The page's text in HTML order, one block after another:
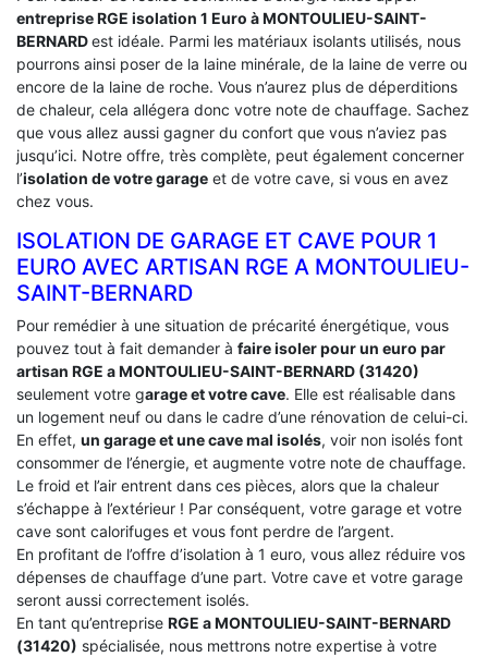
entreprise RGE isolation 1 Euro à MONTOULIEU-SAINT-
BERNARDest idéale. Parmi les matériaux isolants utilisés, nous
pourrons ainsi poser de la laine minérale, de la laine de verre ou
encore de la laine de roche. Vous n’aurez plus de déperditions
de chaleur, cela allégera donc votre note de chauffage. Sachez
que vous allez aussi gagner du confort que vous n’aviez pas
jusqu’ici. Notre offre, très complète, peut également concerner
l’isolation de votre garage et de votre cave, si vous en avez
chez vous.
ISOLATION DE GARAGE ET CAVE POUR 1
EURO AVEC ARTISAN RGE A MONTOULIEU-
SAINT-BERNARD
Pour remédier à une situation de précarité énergétique, vous
pouvez tout à fait demander à faire isoler pour un euro par
artisan RGE a MONTOULIEU-SAINT-BERNARD (31420)
seulement votre garage et votre cave. Elle est réalisable dans
un logement neuf ou dans le cadre d’une rénovation de celui-ci.
En effet, un garage et une cave mal isolés, voir non isolés font
consommer de l’énergie, et augmente votre note de chauffage.
Le froid et l’air entrent dans ces pièces, alors que la chaleur
s’échappe à l’extérieur ! Par conséquent, votre garage et votre
cave sont calorifuges et vous font perdre de l’argent.
En profitant de l’offre d’isolation à 1 euro, vous allez réduire vos
dépenses de chauffage d’une part. Votre cave et votre garage
seront aussi correctement isolés.
En tant qu’entreprise RGE a MONTOULIEU-SAINT-BERNARD
(31420) spécialisée, nous mettrons notre expertise à votre